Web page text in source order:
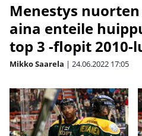
Menestys
aina enteile
top 3 -flopit 2010-
Mikko Saarela | 24.06.2022 17:05